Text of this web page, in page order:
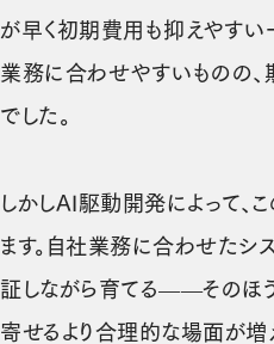
が早く初期費用も抑えやすい
業務に合わせやすいものの、
でした。
しかしAI駆動開発によって、
ます。自社業務に合わせたシ
証しながら育てる——そのほ
寄せるより合理的な場面が増